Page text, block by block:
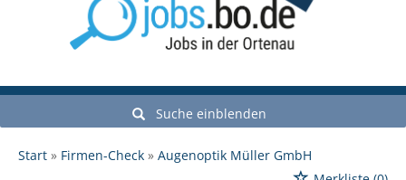
Suche einblenden
Start Firmen-Check
Augenoptik Müller GmbH